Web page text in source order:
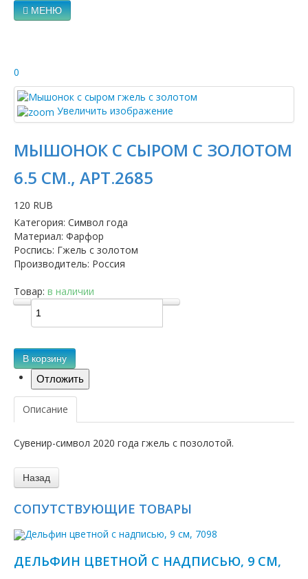
МЕНЮ
0
Увеличить изображение
МЫШОНОК С СЫРОМ C ЗОЛОТОМ
6.5 СМ., АРТ.2685
120 RUB
Категория: Символ года
Материал: Фарфор
Роспись: Гжель с золотом
Производитель: Россия
Товар: в наличии
В корзину
Описание
Сувенир-символ 2020 года гжель с позолотой.
СОПУТСТВУЮЩИЕ ТОВАРЫ
ДЕЛЬФИН ЦВЕТНОЙ С НАДПИСЬЮ, 9 СМ,